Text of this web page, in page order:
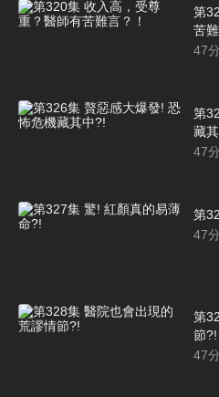
第
苦
47
第
藏
47
第
47
第
節?!
47